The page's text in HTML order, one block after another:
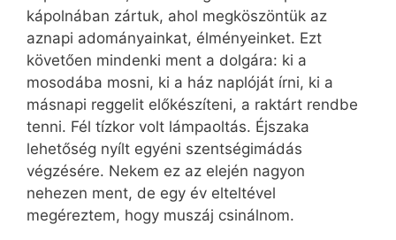
kápolnában zártuk, ahol megköszöntük az
aznapi adományainkat, élményeinket. Ezt
követően mindenki ment a dolgára: ki a
mosodába mosni, ki a ház naplóját írni, ki a
másnapi reggelit előkészíteni, a raktárt rendbe
tenni. Fél tízkor volt lámpaoltás. Éjszaka
lehetőség nyílt egyéni szentségimádás
végzésére. Nekem ez az elején nagyon
nehezen ment, de egy év elteltével
megéreztem, hogy muszáj csinálnom.